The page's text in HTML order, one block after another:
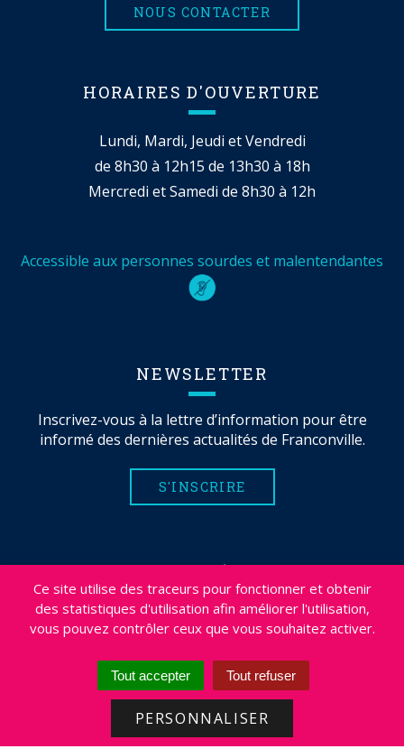
Ce site utilise des traceurs pour fonctionner et obtenir
des statistiques d'utilisation afin améliorer l'utilisation,
vous pouvez contrôler ceux que vous souhaitez activer.
Tout accepter Tout refuser
PERSONNALISER
NOUS CONTACTER
HORAIRES D'OUVERTURE
Lundi, Mardi, Jeudi et Vendredi
de 8h30 à 12h15 de 13h30 à 18h
Mercredi et Samedi de 8h30 à 12h
Accessible aux personnes sourdes et malentendantes
NEWSLETTER
Inscrivez-vous à la lettre d’information pour être
informé des dernières actualités de Franconville.
S'INSCRIRE
PLAN DU SITE
CRÉDITS
PROJETS
DÉSABONNEMENT NEWSLETTER
ACCESSIBILITÉ : NON CONFORME